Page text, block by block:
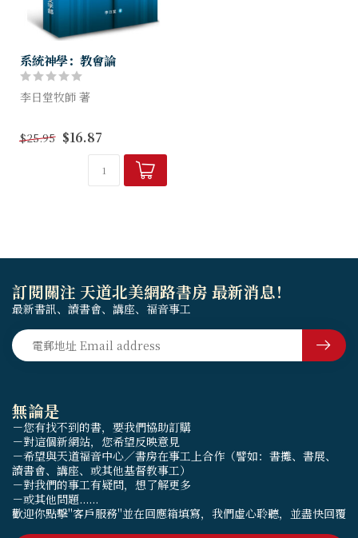
系統神學：教會論
李日堂牧師 著
面對極大的衝擊。本書結合了
古今中外神學家的論據，一步
一步地引領讀者認識聖經中有
關教會的真理。
$25.95 $16.87
無論是
－您有找不到的書，要我們協助訂購
－對這個新網站，您希望反映意見
－希望與天道福音中心／書房在事工上合作（譬如：書攤、書展、
讀書會、講座、或其他基督教事工）
－對我們的事工有疑問，想了解更多
－或其他問題......
歡迎你點擊"客戶服務"並在回應箱填寫，我們虛心聆聽，並盡快回覆
訂閱關注 天道北美網路書房 最新消息！
最新書訊、讀書會、講座、福音事工